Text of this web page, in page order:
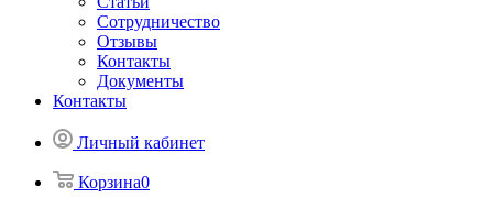
Сотрудничество
Отзывы
Контакты
Документы
Контакты
Личный кабинет
Корзина0